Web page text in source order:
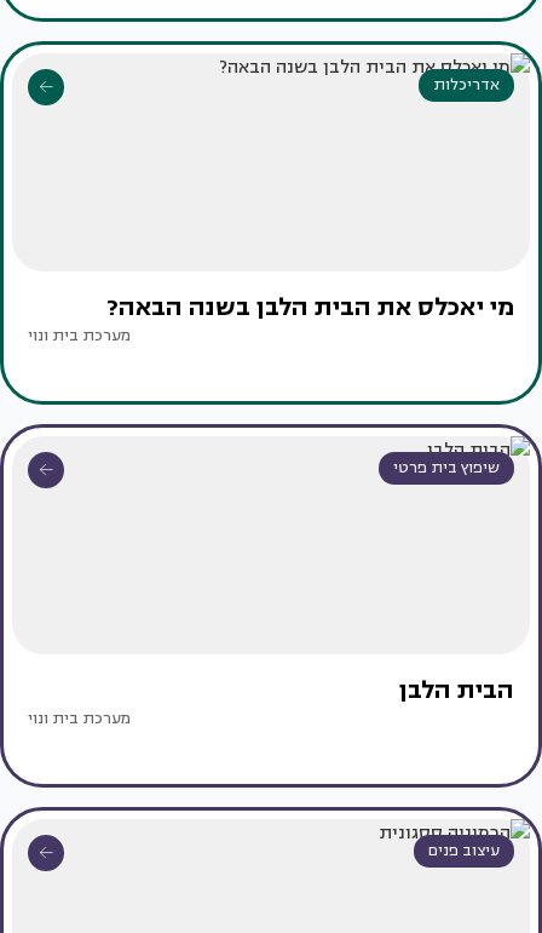
אדריכלות
מי יאכלס את הבית הלבן בשנה הבאה?
מערכת בית ונוי
שיפוץ בית פרטי
הבית הלבן
מערכת בית ונוי
עיצוב פנים